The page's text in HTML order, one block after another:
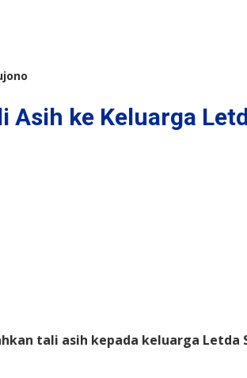
Asih ke Keluarga
tali asih kepada keluarga Letda